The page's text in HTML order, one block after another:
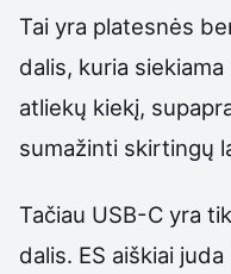
Tai yra platesnės
dalis, kuria
atliekų kiekį,
sumažinti skirtingų
Tačiau USB-C yra
dalis. ES aiškiai